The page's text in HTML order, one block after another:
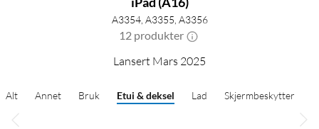
A3354, A3355, A3356
12 produkter
Lansert Mars 2025
Alt Annet Bruk Etui & deksel Lad Skjermbeskytter